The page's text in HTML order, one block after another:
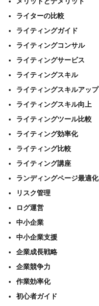
ライターの比較
ライティングガイド
ライティングコンサル
ライティングサービス
ライティングスキル
ライティングスキルアップ
ライティングスキル向上
ライティングツール比較
ライティング効率化
ライティング比較
ライティング講座
ランディングページ最適化
リスク管理
ログ運営
中小企業
中小企業支援
企業成長戦略
企業競争力
作業効率化
初心者ガイド